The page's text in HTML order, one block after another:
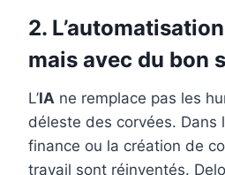
2.
mais avec du bon
L’IA ne remplace pas les
déleste des corvées. Dans
finance ou la création de
travail sont réinventés.